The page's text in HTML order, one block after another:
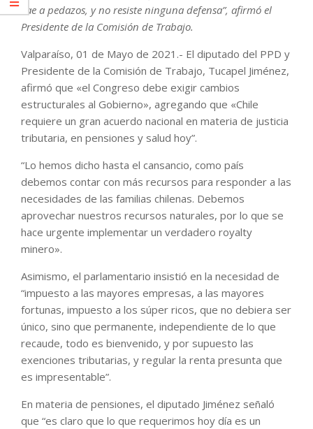
cae a pedazos, y no resiste ninguna defensa”, afirmó el
Presidente de la Comisión de Trabajo.
Valparaíso, 01 de Mayo de 2021.- El diputado del PPD y
Presidente de la Comisión de Trabajo, Tucapel Jiménez,
afirmó que «el Congreso debe exigir cambios
estructurales al Gobierno», agregando que «Chile
requiere un gran acuerdo nacional en materia de justicia
tributaria, en pensiones y salud hoy”.
“Lo hemos dicho hasta el cansancio, como país
debemos contar con más recursos para responder a las
necesidades de las familias chilenas. Debemos
aprovechar nuestros recursos naturales, por lo que se
hace urgente implementar un verdadero royalty
minero».
Asimismo, el parlamentario insistió en la necesidad de
“impuesto a las mayores empresas, a las mayores
fortunas, impuesto a los súper ricos, que no debiera ser
único, sino que permanente, independiente de lo que
recaude, todo es bienvenido, y por supuesto las
exenciones tributarias, y regular la renta presunta que
es impresentable”.
En materia de pensiones, el diputado Jiménez señaló
que “es claro que lo que requerimos hoy día es un